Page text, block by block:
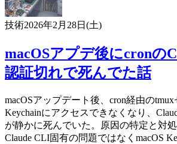
技術2026年2月28日(土)
macOSアプデ後にcronの
認証切れで死んでた話
macOSアップデート後、cron経由の
Keychainにアクセスできなくなり、
が静かに死んでいた。原因の特定と対
Claude CLI固有の問題ではなくmacOS